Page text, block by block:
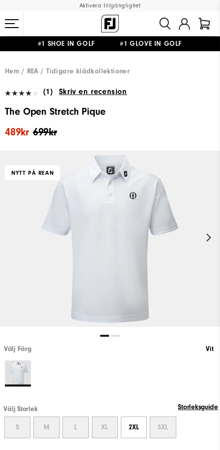
Aktivera tillgänglighet
#1 SHOE IN GOLF #1 GLOVE IN GOLF
Hem
REA Tidigare klädkollektioner
(1) Skriv en recension
The Open Stretch Pique
699kr
489kr
NYTT PÅ REAN
Välj Färg Vit
Välj Storlek Storleksguide
S M L XL 2XL 3XL